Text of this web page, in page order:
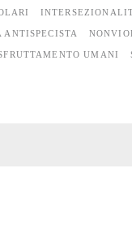
ANTISPECISTA
UMANI